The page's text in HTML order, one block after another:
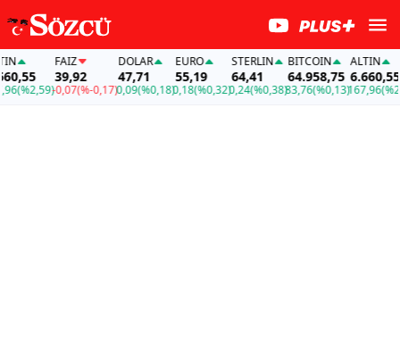
FAİZ
39,92
-0,07(%-0,17)
DOLAR
47,71
0,09(%0,18)
EURO
55,19
0,18(%0,32)
STERLIN
64,41
0,24(%0,38)
BITCOIN
64.958,75
83,76(%0,13)
ALTIN
6.660,55
167,96(%2,59)